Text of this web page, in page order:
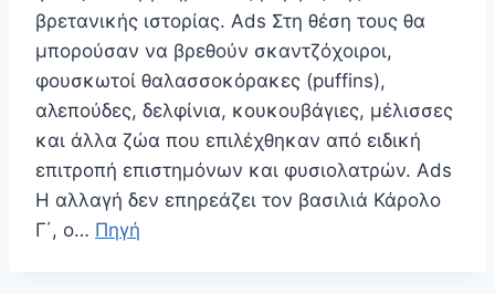
βρετανικής ιστορίας. Ads Στη θέση τους θα
μπορούσαν να βρεθούν σκαντζόχοιροι,
φουσκωτοί θαλασσοκόρακες (puffins),
αλεπούδες, δελφίνια, κουκουβάγιες, μέλισσες
και άλλα ζώα που επιλέχθηκαν από ειδική
επιτροπή επιστημόνων και φυσιολατρών. Ads
Η αλλαγή δεν επηρεάζει τον βασιλιά Κάρολο
Γ΄, ο… Πηγή